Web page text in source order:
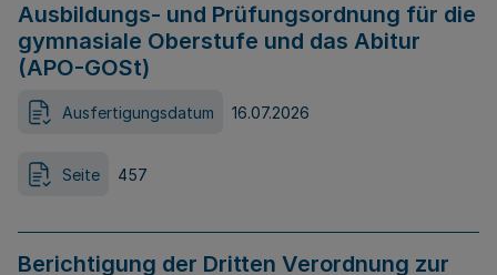
Ausbildungs- und Prüfungsordnung für die
gymnasiale Oberstufe und das Abitur
(APO-GOSt)
Ausfertigungsdatum 16.07.2026
Seite 457
Berichtigung der Dritten Verordnung zur